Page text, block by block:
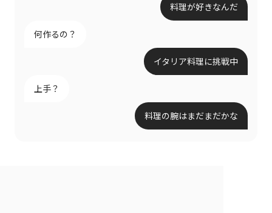
料理が好きなんだ
何作るの？
イタリア料理に挑戦中
上手？
料理の腕はまだまだかな